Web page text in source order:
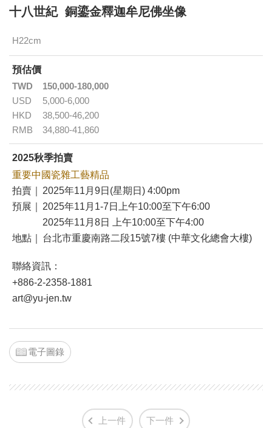
十八世紀 銅鎏金釋迦牟尼佛坐像
H22cm
預估價
TWD
150,000-180,000
USD
5,000-6,000
HKD
38,500-46,200
RMB
34,880-41,860
2025秋季拍賣
重要中國瓷雜工藝精品
拍賣｜
2025年11月9日(星期日) 4:00pm
預展｜
2025年11月1-7日上午10:00至下午6:00
2025年11月8日 上午10:00至下午4:00
地點｜
台北市重慶南路二段15號7樓 (中華文化總會大樓)
聯絡資訊：
+886-2-2358-1881
art@yu-jen.tw
電子圖錄
上一件 下一件